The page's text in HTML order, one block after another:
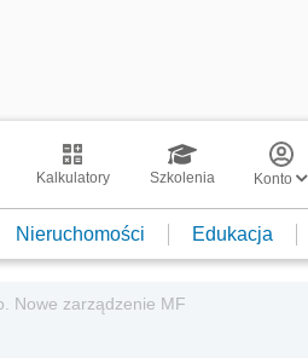
Kalkulatory Szkolenia Konto
Nieruchomości Edukacja
Nowe zarządzenie MF